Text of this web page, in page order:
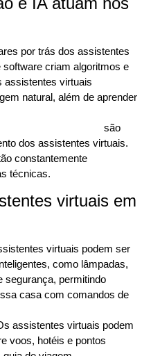
por trás dos assistentes
criam algoritmos e
assistentes virtuais
natural, além de aprender
são
dos assistentes virtuais.
constantemente
técnicas.
virtuais em
virtuais podem ser
como lâmpadas,
segurança, permitindo
casa com comandos de
assistentes virtuais podem
voos, hotéis e pontos